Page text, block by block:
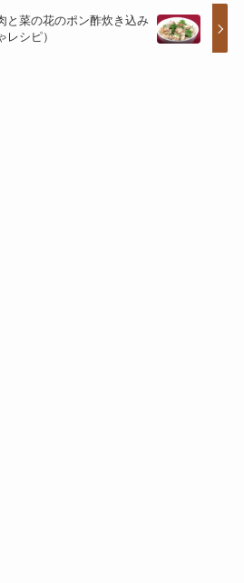
と菜の花のポン酢炊き込み
シピ）